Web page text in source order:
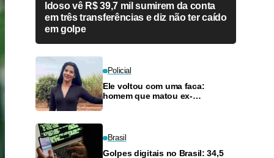
Idoso vê R$ 39,7 mil sumirem da conta
em três transferências e diz não ter caído
em golpe
Policial
Ele voltou com uma faca:
homem que matou ex-
Brasil
Golpes digitais no Brasil: 34,5